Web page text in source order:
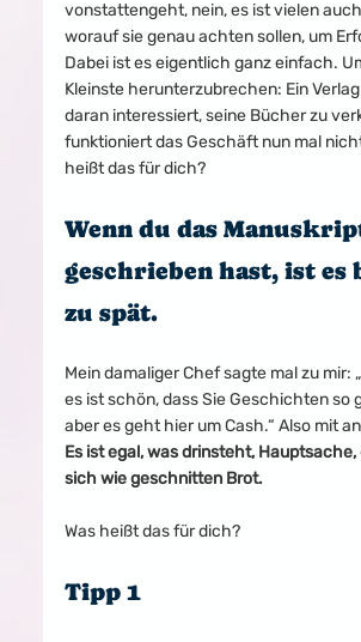
vonstattengeht, nein, es ist vielen
worauf sie genau achten sollen, um
Dabei ist es eigentlich ganz einfach.
Kleinste herunterzubrechen: Ein
daran interessiert, seine Bücher zu
funktioniert das Geschäft nun mal
heißt das für dich?
Wenn du das
geschrieben hast, ist es
zu spät.
Mein damaliger Chef sagte mal zu mir:
es ist schön, dass Sie Geschichten so
aber es geht hier um Cash.“ Also mit
Es ist egal, was drinsteht,
sich wie geschnitten Brot.
Was heißt das für dich?
Tipp 1